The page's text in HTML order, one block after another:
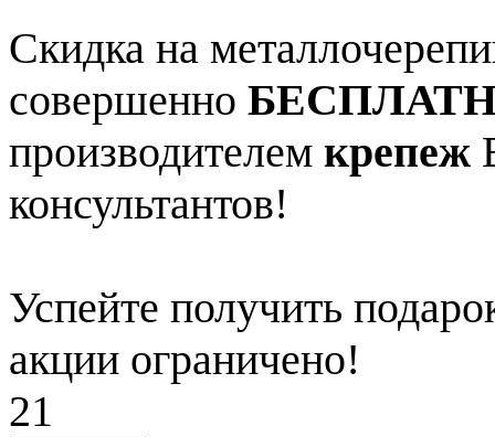
Скидка на
совершенно
производителем крепеж
консультантов!
Успейте получить
акции ограничено!
21